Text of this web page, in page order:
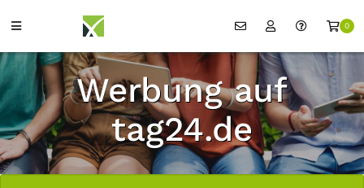
0
Werbung auf
tag24.de